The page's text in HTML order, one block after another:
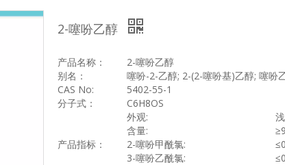
2-噻吩乙醇
产品名称： 2-噻吩乙醇
别名：
噻吩-2-乙醇; 2-(2-噻吩基)乙醇; 噻吩
CAS No:
5402-55-1
分子式：
C6H8OS
产品指标：
外观:
含量: ≥
2-噻吩甲酰氯: ≤
3-噻吩乙酰氯: ≤